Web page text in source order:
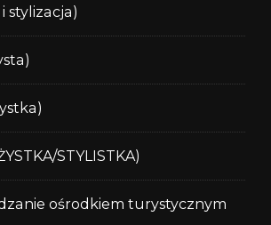
stylizacja)
STYLISTKA)
ośrodkiem turystycznym